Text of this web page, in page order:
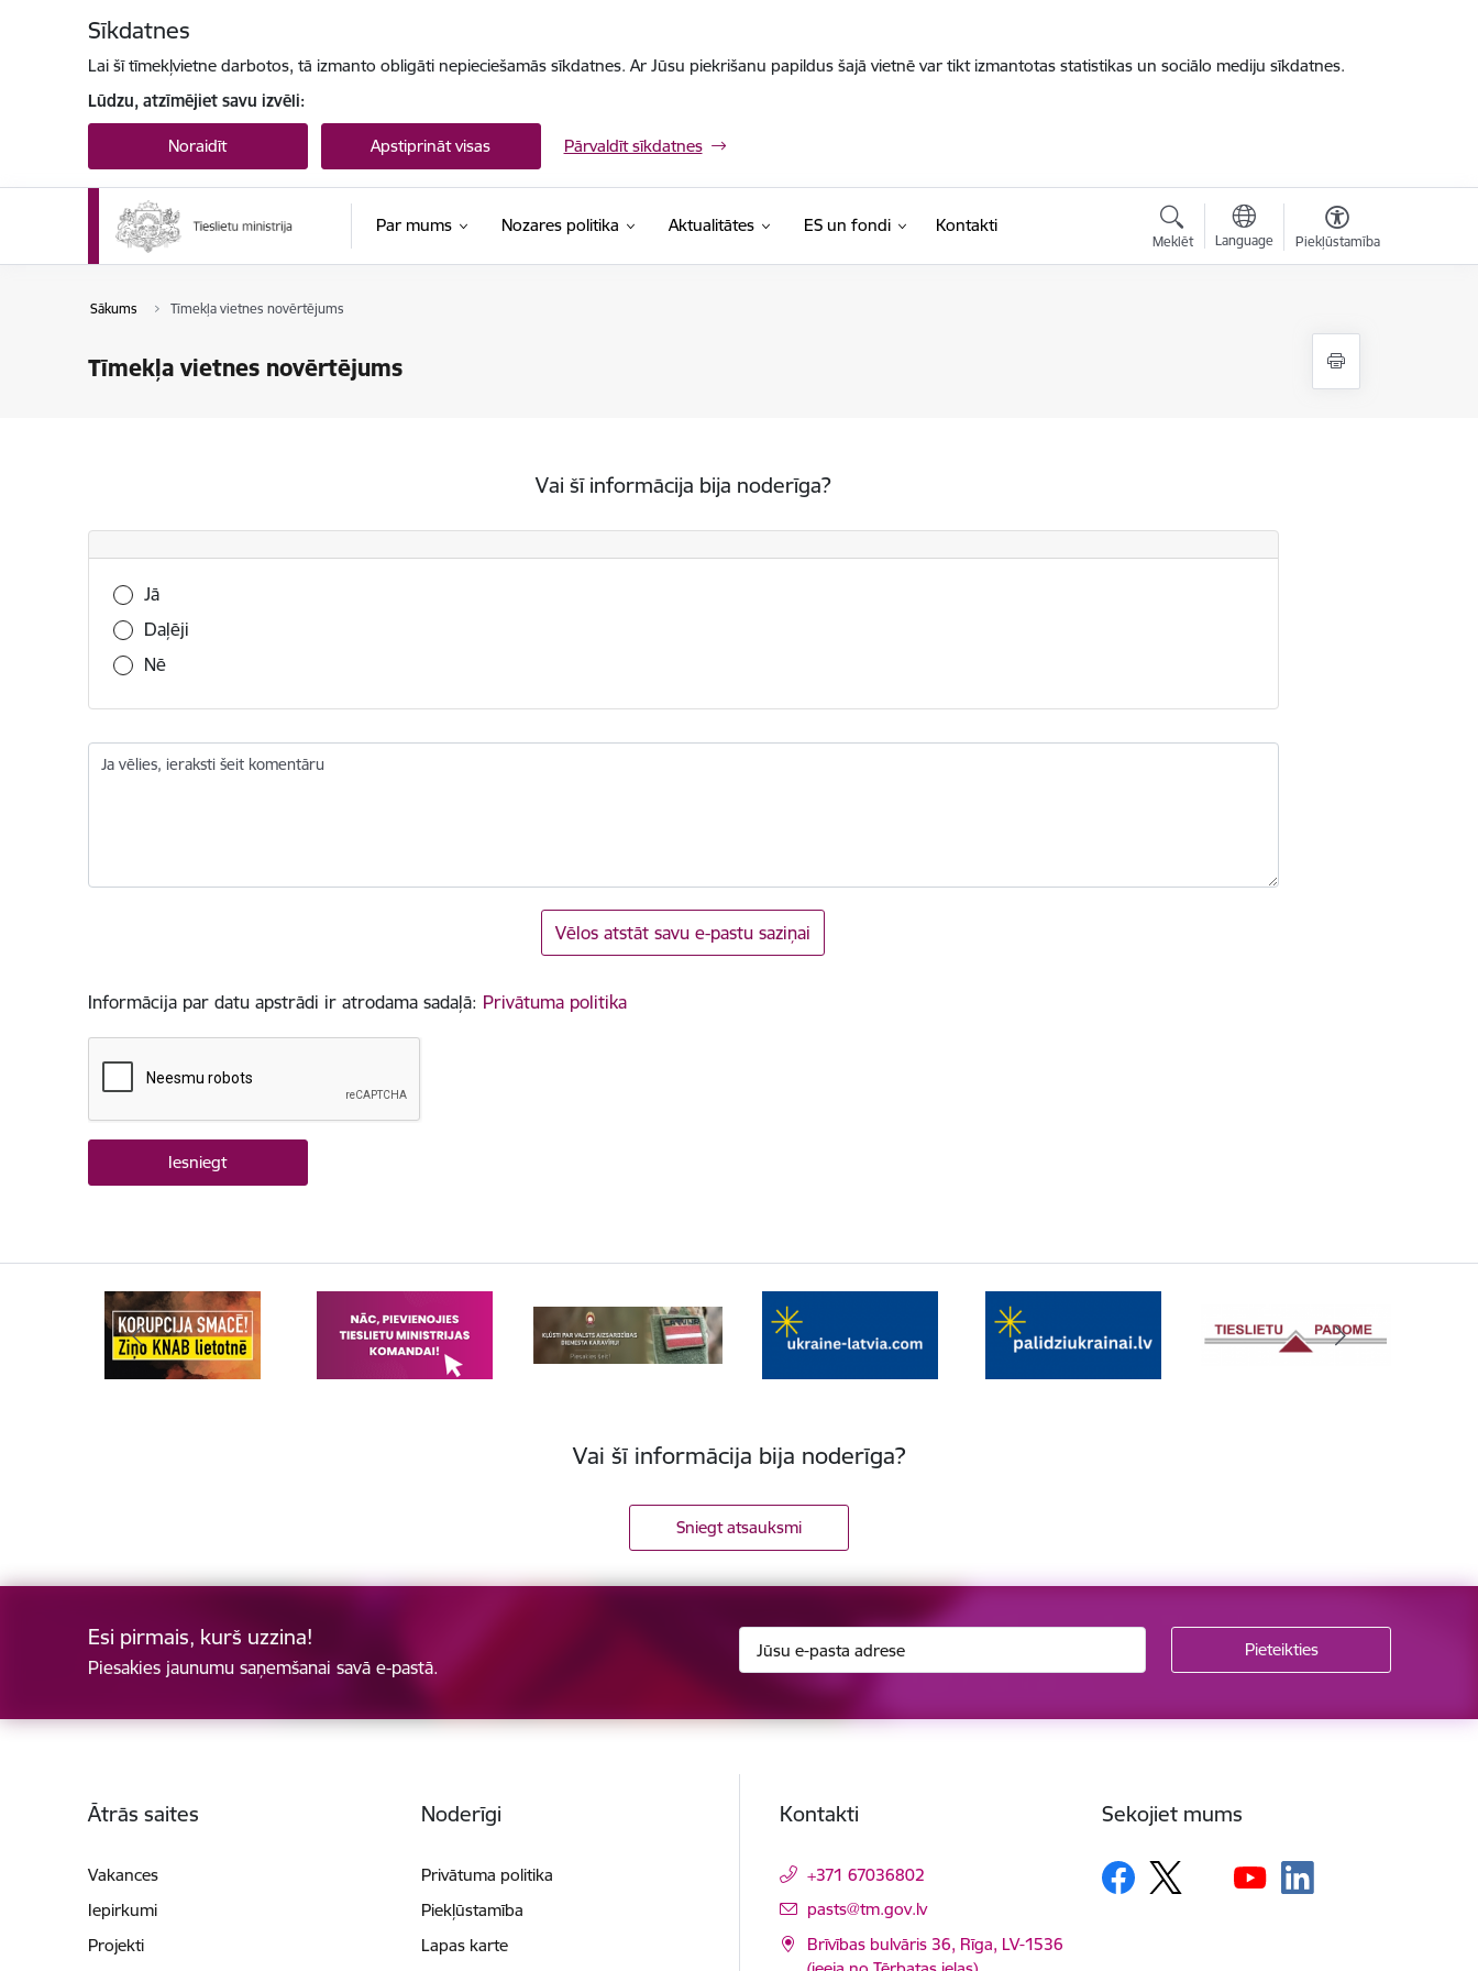
Sīkdatnes
Lai šī tīmekļvietne darbotos, tā izmanto obligāti nepieciešamās sīkdatnes. Ar Jūsu piekrišanu papildus šajā vietnē var tikt izmantotas statistikas un sociālo mediju sīkdatnes.
Lūdzu, atzīmējiet savu izvēli:
Noraidīt Apstiprināt visas Pārvaldīt sīkdatnes
Par mums Nozares politika Aktualitātes ES un fondi Kontakti
Meklēt Language Piekļūstamība
Sākums Tīmekļa vietnes novērtējums
Tīmekļa vietnes novērtējums
Vai šī informācija bija noderīga?
Vai šī informācija bija noderīga?
Jā
Daļēji
Nē
Ja vēlies, ieraksti šeit komentāru
Vēlos atstāt savu e-pastu saziņai
Informācija par datu apstrādi ir atrodama sadaļā: Privātuma politika
Vai šī informācija bija noderīga?
Sniegt atsauksmi
Esi pirmais, kurš uzzina!
Piesakies jaunumu saņemšanai savā e-pastā.
Ātrās saites
Vakances
Iepirkumi
Projekti
Noderīgi
Privātuma politika
Piekļūstamība
Lapas karte
Kontakti
+371 67036802
E-pasts:
pasts@tm.gov.lv
Brīvības bulvāris 36, Rīga, LV-1536
Sekojiet mums